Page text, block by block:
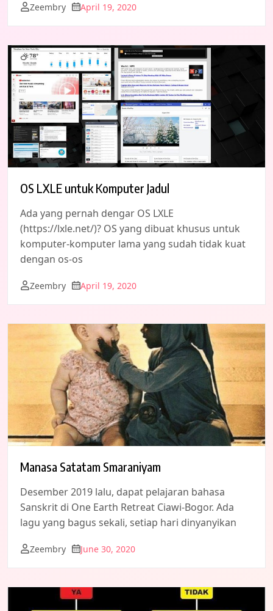
Zeembry April 19, 2020
OS LXLE untuk Komputer Jadul
Ada yang pernah dengar OS LXLE
(https://lxle.net/)? OS yang dibuat khusus untuk
komputer-komputer lama yang sudah tidak kuat
dengan os-os
Zeembry April 19, 2020
Manasa Satatam Smaraniyam
Desember 2019 lalu, dapat pelajaran bahasa
Sanskrit di One Earth Retreat Ciawi-Bogor. Ada
lagu yang bagus sekali, setiap hari dinyanyikan
Zeembry June 30, 2020